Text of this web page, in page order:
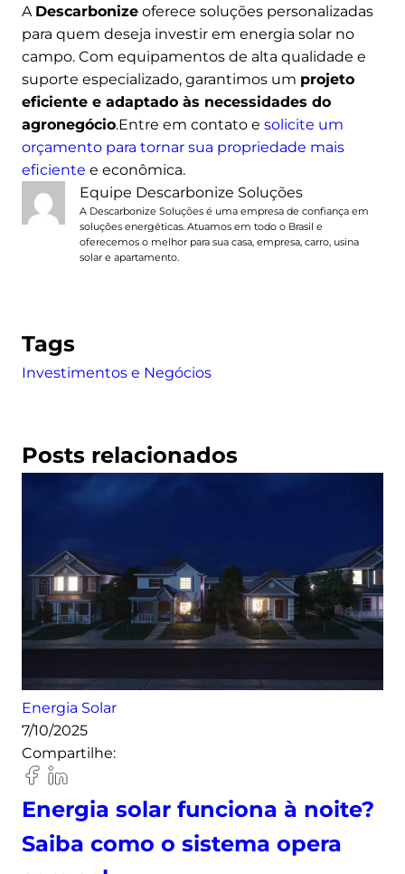
A Descarbonize oferece soluções personalizadas
para quem deseja investir em energia solar no
campo. Com equipamentos de alta qualidade e
suporte especializado, garantimos um projeto
eficiente e adaptado às necessidades do
agronegócio.Entre em contato e solicite um
orçamento para tornar sua propriedade mais
eficiente e econômica.
Equipe Descarbonize Soluções
A Descarbonize Soluções é uma empresa de confiança em
soluções energéticas. Atuamos em todo o Brasil e
oferecemos o melhor para sua casa, empresa, carro, usina
solar e apartamento.
Tags
Investimentos e Negócios
Posts relacionados
Energia Solar
7/10/2025
Compartilhe:
Energia solar funciona à noite?
Saiba como o sistema opera